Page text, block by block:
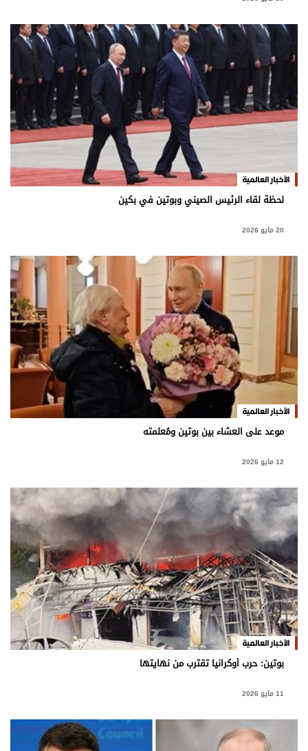
الأخبار العالمية
لحظة لقاء الرئيس الصيني وبوتين في بكين
20 مايو 2026
الأخبار العالمية
موعد على العشاء بين بوتين ومُعلمته
12 مايو 2026
الأخبار العالمية
بوتين: حرب أوكرانيا تقترب من نهايتها
11 مايو 2026